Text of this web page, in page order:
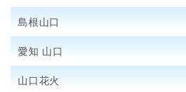
島根山口
愛知 山口
山口花火